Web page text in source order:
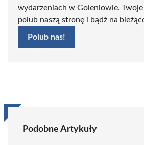
wydarzeniach w Goleniowie. Twoje
polub naszą stronę i bądź na
Polub nas!
Podobne Artykuły